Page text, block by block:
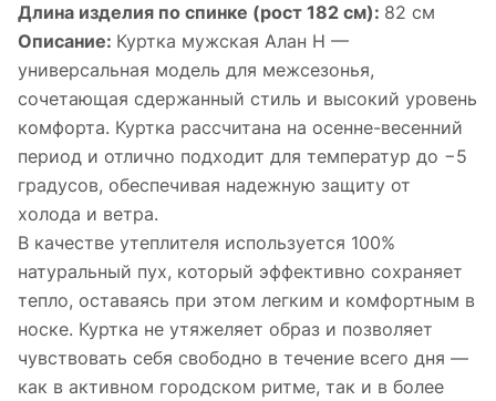
Длина изделия по спинке (рост 182 см): 82 см
Описание: Куртка мужская Алан Н —
универсальная модель для межсезонья,
сочетающая сдержанный стиль и высокий уровень
комфорта. Куртка рассчитана на осенне-весенний
период и отлично подходит для температур до −5
градусов, обеспечивая надежную защиту от
холода и ветра.
В качестве утеплителя используется 100%
натуральный пух, который эффективно сохраняет
тепло, оставаясь при этом легким и комфортным в
носке. Куртка не утяжеляет образ и позволяет
чувствовать себя свободно в течение всего дня —
как в активном городском ритме, так и в более